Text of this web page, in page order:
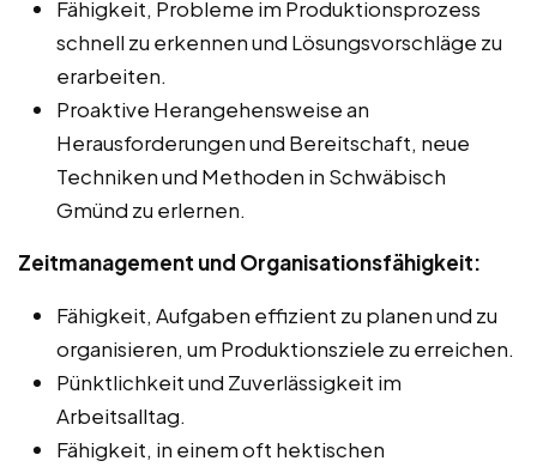
Fähigkeit, Probleme im Produktionsprozess
schnell zu erkennen und Lösungsvorschläge zu
erarbeiten.
Proaktive Herangehensweise an
Herausforderungen und Bereitschaft, neue
Techniken und Methoden in Schwäbisch
Gmünd zu erlernen.
Zeitmanagement und Organisationsfähigkeit:
Fähigkeit, Aufgaben effizient zu planen und zu
organisieren, um Produktionsziele zu erreichen.
Pünktlichkeit und Zuverlässigkeit im
Arbeitsalltag.
Fähigkeit, in einem oft hektischen